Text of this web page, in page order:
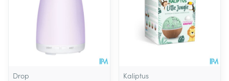
Drop
Kaliptus